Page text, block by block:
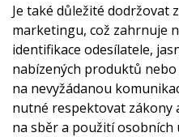
Je také důležité dodržovat
marketingu, což zahrnuje
identifikace odesílatele,
nabízených produktů
na nevyžádanou
nutné respektovat zákony
na sběr a použití osobních